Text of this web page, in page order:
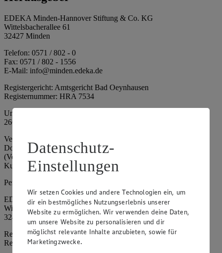
EDEKA Minden-Hannover Stiftung & Co. KG
Wittelsbacherallee 61
32427 Minden
Telefon: 0571 / 802 - 0
Fax: 0571 / 802 - 1556
E-Mail: info@minden.edeka.de
Registergericht: Amtsgericht Bad Oeynhausen
Registernummer: HRA 7534
Umsatzsteuer-Identifikationsnummer gem. § 27a UStG: DE
266067317
Vertretungsberechtigte: Mark Rosenkranz (Sprecher), Eileen
Dominique Klingsiek (Vorstandsmitglied), Ulf-U. Plath
(Vorstandsmitglied), Stephan Wohler (Vorstandsmitglied), Marc
Kuhlmann (Aufsichtsratsvorsitzender)
Persönlich haftende Gesellschafterin:
EDEKA Minden-Hannover Holding GmbH
Wittelsbacherallee 61
32427 Minden
Registergericht: Amtsgericht Bad Oeynhausen
Registernummer: HRB 4086
Datenschutz-
Einstellungen
Wir setzen Cookies und andere Technologien ein, um
dir ein bestmögliches Nutzungserlebnis unserer
Website zu ermöglichen. Wir verwenden deine Daten,
um unsere Website zu personalisieren und dir
möglichst relevante Inhalte anzubieten, sowie für
Marketingzwecke.